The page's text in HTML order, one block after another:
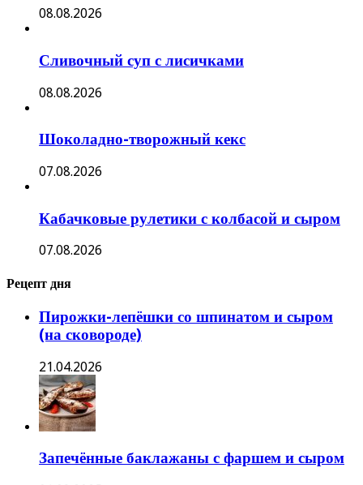
08.08.2026
Сливочный суп с лисичками
08.08.2026
Шоколадно-творожный кекс
07.08.2026
Кабачковые рулетики с колбасой и сыром
07.08.2026
Рецепт дня
Пирожки-лепёшки со шпинатом и сыром
(на сковороде)
21.04.2026
Запечённые баклажаны с фаршем и сыром